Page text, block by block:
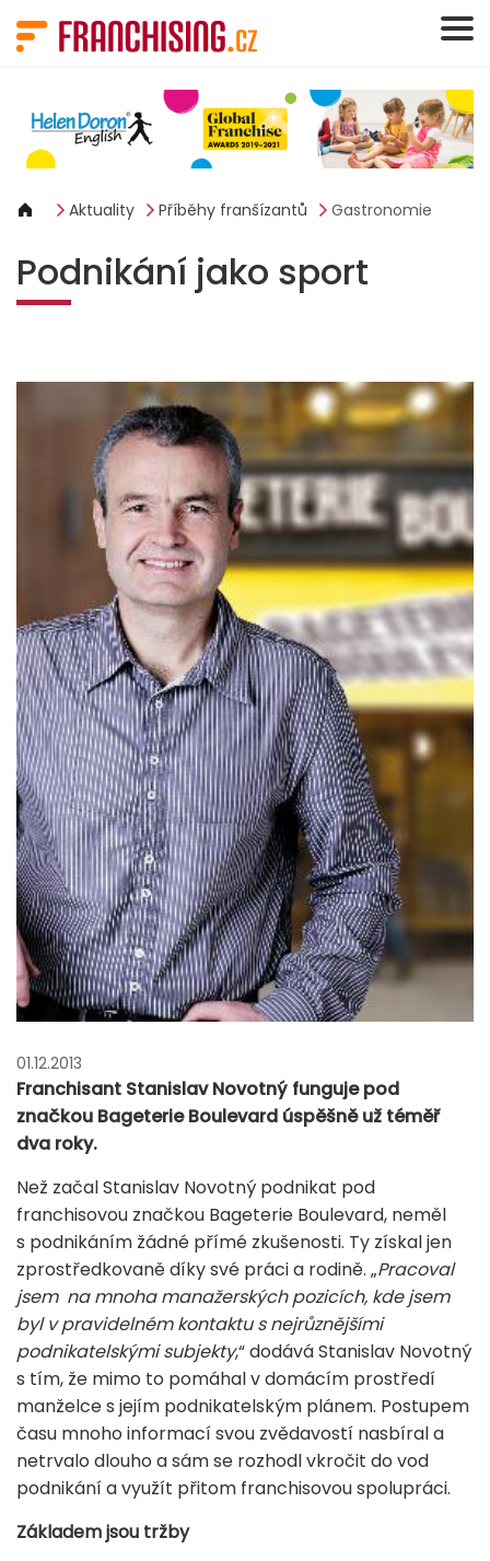
Aktuality Příběhy franšízantů Gastronomie
Podnikání jako sport
01.12.2013
Franchisant Stanislav Novotný funguje pod
značkou Bageterie Boulevard úspěšně už téměř
dva roky.
Než začal Stanislav Novotný podnikat pod
franchisovou značkou Bageterie Boulevard, neměl
s podnikáním žádné přímé zkušenosti. Ty získal jen
zprostředkovaně díky své práci a rodině. „Pracoval
jsem na mnoha manažerských pozicích, kde jsem
byl v pravidelném kontaktu s nejrůznějšími
podnikatelskými subjekty,“ dodává Stanislav Novotný
s tím, že mimo to pomáhal v domácím prostředí
manželce s jejím podnikatelským plánem. Postupem
času mnoho informací svou zvědavostí nasbíral a
netrvalo dlouho a sám se rozhodl vkročit do vod
podnikání a využít přitom franchisovou spolupráci.
Základem jsou tržby